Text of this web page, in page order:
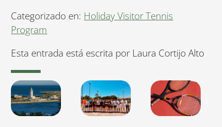
Categorizado en: Holiday Visitor Tennis
Program
Esta entrada está escrita por Laura Cortijo Alto